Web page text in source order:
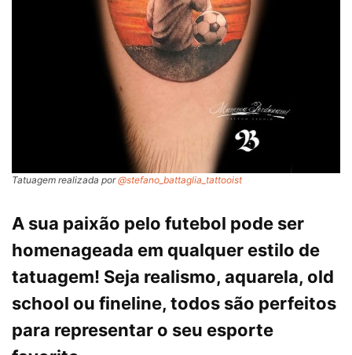
Tatuagem realizada por@stefano_battaglia_tattooist
A sua paixão pelo futebol pode ser
homenageada em qualquer estilo de
tatuagem! Seja realismo, aquarela, old
school ou fineline, todos são perfeitos
para representar o seu esporte